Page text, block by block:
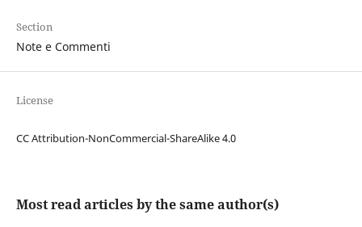
Section
Note e Commenti
License
CC Attribution-NonCommercial-ShareAlike 4.0
Most read articles by the same author(s)